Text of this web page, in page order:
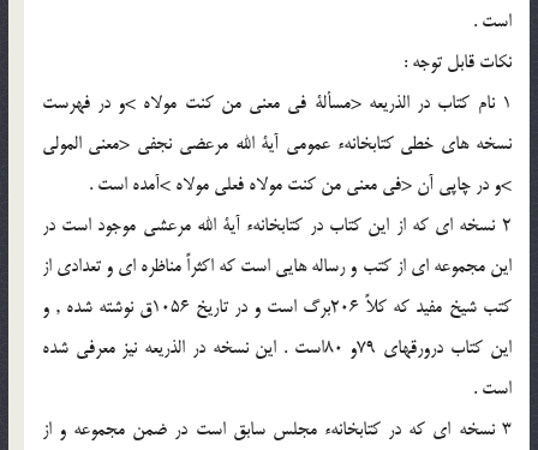
است .
نكات قابل توجه :
1 نام كتاب در الذريعه <مسألة فى معنى من كنت مولاه >و در فهرست
نسخه هاى خطى كتابخانهء عمومى آية الله مرعضى نجفى <معنى المولى
>و در چاپى آن <فى معنى من كنت مولاه فعلى مولاه >آمده است .
2 نسخه اى كه از اين كتاب در كتابخانهء آية الله مرعشى موجود است در
اين مجموعه اى از كتب و رساله هايى است كه اكثراً مناظره اى و تعدادى از
كتب شيخ مفيد كه كلاً 206برگ است و در تاريخ 1056ق نوشته شده , و
اين كتاب درورقهاى 79و 80است . اين نسخه در الذريعه نيز معرفى شده
است .
3 نسخه اى كه در كتابخانهء مجلس سابق است در ضمن مجموعه و از